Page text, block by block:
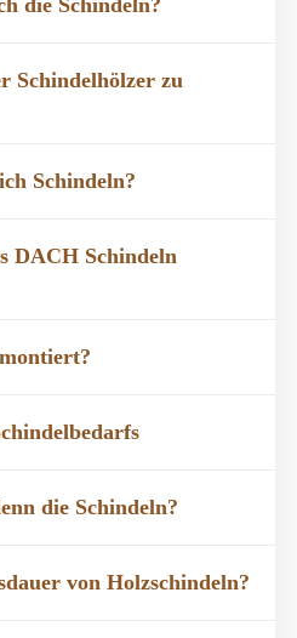
die Schindeln?
Schindelhölzer zu
Schindeln?
DACH Schindeln
die Schindeln?
von Holzschindeln?